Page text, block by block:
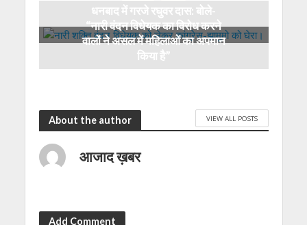
धनबाद में गरजे रघुवर दास: बोले-
“नारी वंदन विधेयक का विरोध करने
वालों ने असल में महिलाओं का अपमान
किया है”
About the author VIEW ALL POSTS
आजाद ख़बर
Add Comment